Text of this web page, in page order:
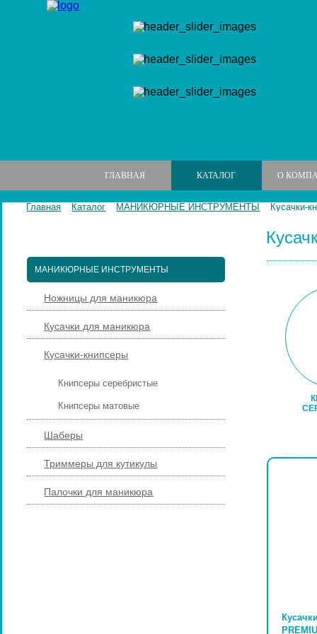
ГЛАВНАЯ КАТАЛОГ О
Главная Каталог МАНИКЮРНЫЕ ИНСТРУМЕНТЫ Кусачки-
МАНИКЮРНЫЕ ИНСТРУМЕНТЫ
Ножницы для маникюра
Кусачки для маникюра
Кусачки-книпсеры
Книпсеры серебристые
Книпсеры матовые
Шаберы
Триммеры для кутикулы
Палочки для маникюра